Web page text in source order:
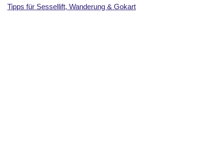
Tipps für Sessellift, Wanderung & Gokart